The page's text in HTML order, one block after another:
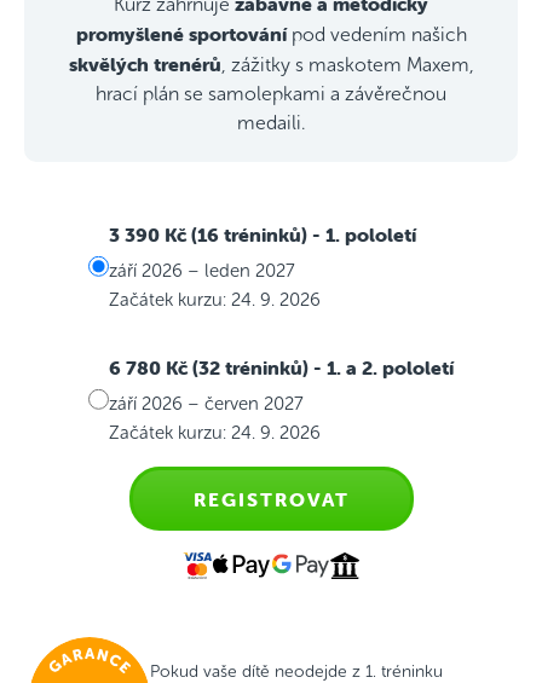
Kurz zahrnuje
promyšlené sportovánípod vedením našich
skvělých trenérů , zážitky s maskotem Maxem,
hrací plán se samolepkami a závěrečnou
medaili.
3 390 Kč (16 tréninků) - 1. pololetí
září 2026 – leden 2027
Začátek kurzu: 24. 9. 2026
6 780 Kč (32 tréninků) - 1. a 2. pololetí
září 2026 – červen 2027
Začátek kurzu: 24. 9. 2026
REGISTROVAT
Pokud vaše dítě neodejde z 1. tréninku